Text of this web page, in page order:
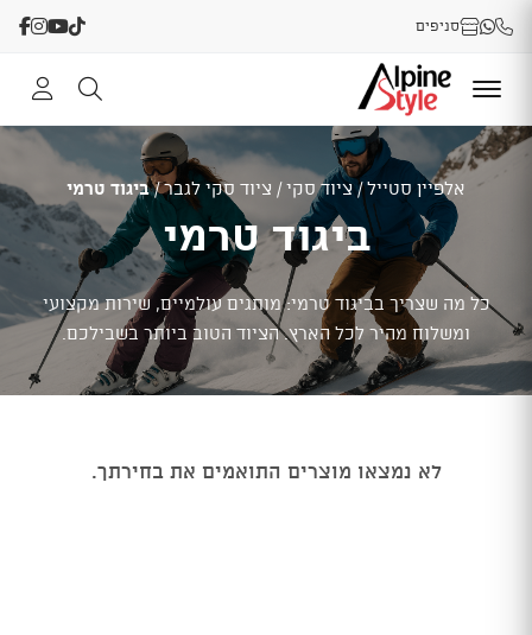
סניפים
אלפיין סטייל/ציוד סקי/ ציוד סקי לגבר/ביגוד טרמי
ביגוד טרמי
כל מה שצריך בביגוד טרמי: מותגים עולמיים, שירות מקצועי
ומשלוח מהיר לכל הארץ. הציוד הטוב ביותר בשבילכם.
לא נמצאו מוצרים התואמים את בחירתך.